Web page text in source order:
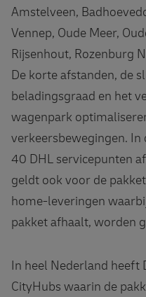
Amstelveen,
Vennep, Oude Meer,
Rijsenhout, Rozenburg
De korte afstanden, de
beladingsgraad en het
wagenpark
verkeersbewegingen.
40 DHL servicepunten
geldt ook voor de
home-leveringen
pakket afhaalt, worden
In heel Nederland heeft
CityHubs waarin de